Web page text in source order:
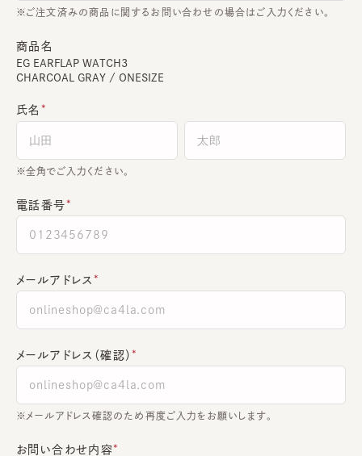
ご注文済みの商品に関するお問い合わせの場合はご入力ください。
商品名
EG EARFLAP WATCH3
CHARCOAL GRAY / ONESIZE
氏名
全角でご入力ください。
電話番号
メールアドレス
メールアドレス（確認）
※メールアドレス確認のため再度ご入力をお願いします。
お問い合わせ内容